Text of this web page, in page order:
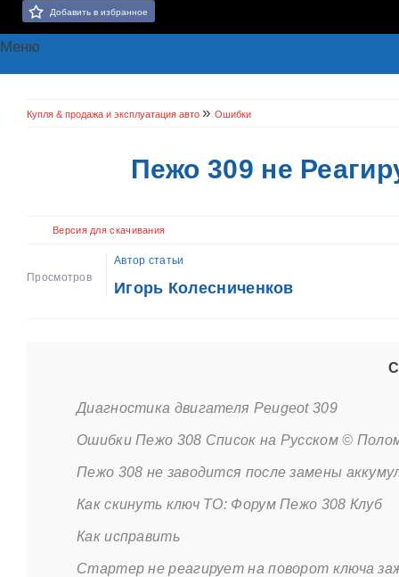
Добавить в избранное
Меню
Купля & продажа и эксплуатация авто » Ошибки
Пежо 309 не
Версия для скачивания
Просмотров
Автор статьи
Игорь Колесниченков
Диагностика двигателя Peugeot 309
Ошибки Пежо 308 Список на Русском ©
Пежо 308 не заводится после замены
Как скинуть ключ ТО: Форум Пежо 308 Клуб
Как исправить
Стартер не реагирует на поворот ключа